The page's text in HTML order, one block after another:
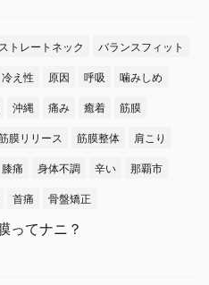
ストレートネック
バランスフィット
冷え性 原因 呼吸
噛みしめ
沖縄 痛み 癒着
筋膜
膜リリース 筋膜整体
肩こり
膝痛 身体不調 辛い
那覇市
首痛 骨盤矯正
ってナニ？